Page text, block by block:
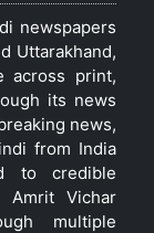
newspapers
Uttarakhand,
across print,
its news
news,
from India
to credible
Amrit Vichar
multiple